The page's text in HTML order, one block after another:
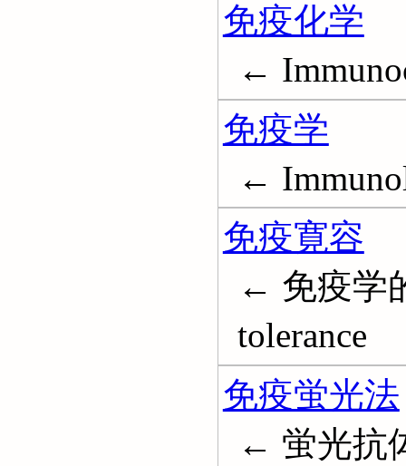
免疫化学
←
免疫学
←
免疫寛容
← 免疫学
tolerance
免疫蛍光法
← 蛍光抗